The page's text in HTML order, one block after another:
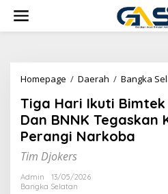
konten
Homepage / Daerah / Bangka
Tiga Hari Ikuti Bimtek
Dan BNNK Tegaskan
Perangi Narkoba
Tim Djokers
Admin
13/05/2026
Bangka Selatan